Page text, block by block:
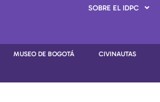
SOBRE EL IDPC
MUSEO DE BOGOTÁ CIVINAUTAS